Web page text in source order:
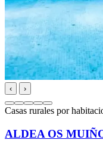
‹ ›
Casas rurales por
ALDEA OS